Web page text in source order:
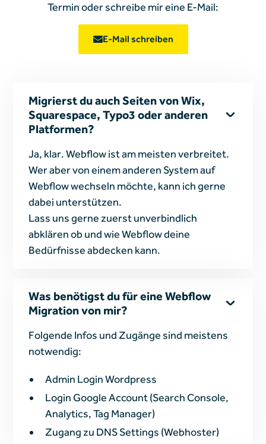
Termin oder schreibe mireine E-Mail:
E-Mail schreiben
Migrierst du auch Seiten von Wix,
Squarespace, Typo3 oder anderen
Platformen?
Ja, klar. Webflow ist am meisten verbreitet.
Wer aber von einem anderen System auf
Webflow wechseln möchte, kann ich gerne
dabei unterstützen.
Lass uns gerne zuerst unverbindlich
abklären ob und wie Webflow deine
Bedürfnisse abdecken kann.
Was benötigst du für eine Webflow
Migration von mir?
Folgende Infos und Zugänge sind meistens
notwendig:
Admin Login Wordpress
Login Google Account (Search Console,
Analytics, Tag Manager)
Zugang zu DNS Settings (Webhoster)